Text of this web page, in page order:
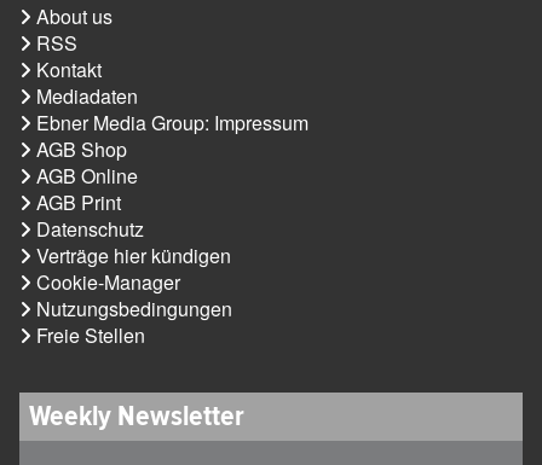
About us
RSS
Kontakt
Mediadaten
Ebner Media Group: Impressum
AGB Shop
AGB Online
AGB Print
Datenschutz
Verträge hier kündigen
Cookie-Manager
Nutzungsbedingungen
Freie Stellen
Weekly Newsletter